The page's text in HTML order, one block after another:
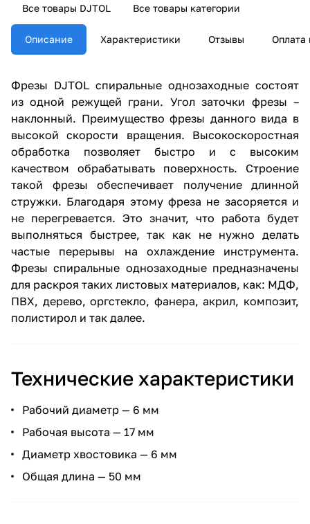
Все товары DJTOL Все товары категории
Описание Характеристики Отзывы Оплата
Фрезы DJTOL спиральные однозаходные состоят
из одной режущей грани. Угол заточки фрезы –
наклонный. Преимущество фрезы данного вида в
высокой скорости вращения. Высокоскоростная
обработка позволяет быстро и с высоким
качеством обрабатывать поверхность. Строение
такой фрезы обеспечивает получение длинной
стружки. Благодаря этому фреза не засоряется и
не перегревается. Это значит, что работа будет
выполняться быстрее, так как не нужно делать
частые перерывы на охлаждение инструмента.
Фрезы спиральные однозаходные предназначены
для раскроя таких листовых материалов, как: МДФ,
ПВХ, дерево, оргстекло, фанера, акрил, композит,
полистирол и так далее.
Технические характеристики
Рабочий диаметр — 6 мм
Рабочая высота — 17 мм
Диаметр хвостовика — 6 мм
Общая длина — 50 мм